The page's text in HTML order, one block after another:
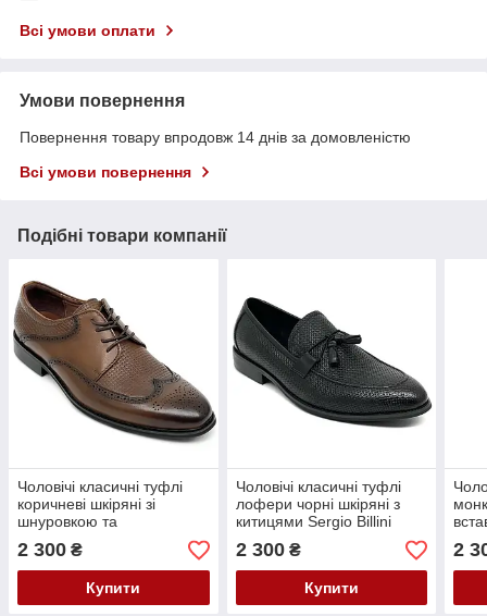
Всі умови оплати
Умови повернення
Повернення товару впродовж 14 днів за домовленістю
Всі умови повернення
Подібні товари компанії
Чоловічі класичні туфлі
коричневі шкіряні зі
шнуровкою та
перфорацією Sergio Billini
51234-251 розмір 40
2 300 ₴
Купити
Чоловічі класичні туфлі
лофери чорні шкіряні з
китицями Sergio Billini
51316 розмір 40
2 300₴
Купити
2